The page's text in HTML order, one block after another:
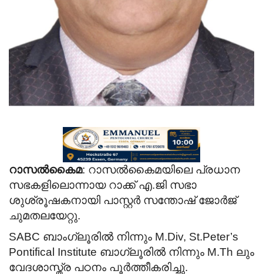
റാസൽകൈമ: റാസൽകൈമയിലെ പ്രധാന
സഭകളിലൊന്നായ റാക്ക് എ.ജി സഭാ
ശുശ്രൂഷകനായി പാസ്റ്റർ സന്തോഷ് ജോർജ്
ചുമതലയേറ്റു.
SABC ബാംഗ്ലൂരിൽ നിന്നും M.Div, St.Peter’s
Pontifical Institute ബാഗ്ലൂരിൽ നിന്നും M.Th ലും
വേദശാസ്ത്ര പഠനം പൂർത്തീകരിച്ചു.